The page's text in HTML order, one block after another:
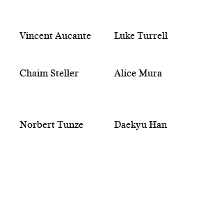
Vincent Aucante Luke Turrell
Chaim Steller Alice Mura
Norbert Tunze Daekyu Han